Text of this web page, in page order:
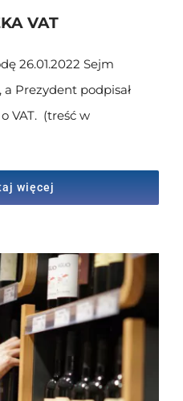
VAT
26.01.2022 Sejm
Prezydent podpisał
VAT. (treść w
więcej